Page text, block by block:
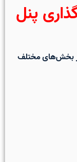
پنل
بخش‌های مختلف